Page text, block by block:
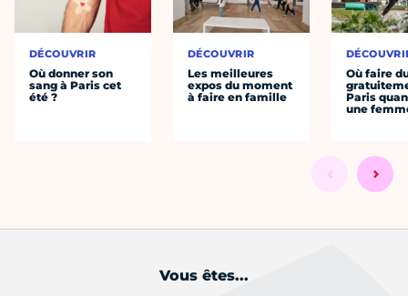
DÉCOUVRIR
Où donner son
sang à Paris cet
été ?
DÉCOUVRIR
Les meilleures
expos du moment
à faire en famille
Où faire
Paris
une
Vous êtes...